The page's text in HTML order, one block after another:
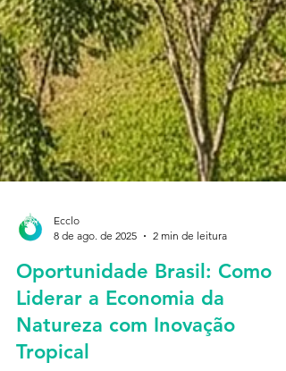
8 de ago. de 2025
2 min de leitura
Oportunidade Brasil: Como
Liderar a Economia da
Natureza com Inovação